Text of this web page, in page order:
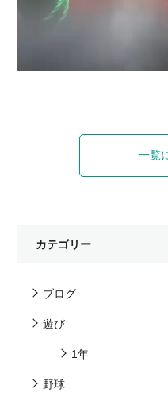
一覧
カテゴリー
ブログ
遊び
1年
野球